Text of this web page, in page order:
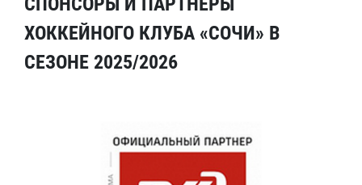
ХОККЕЙНОГО КЛУБА «СОЧИ» В
СЕЗОНЕ 2025/2026